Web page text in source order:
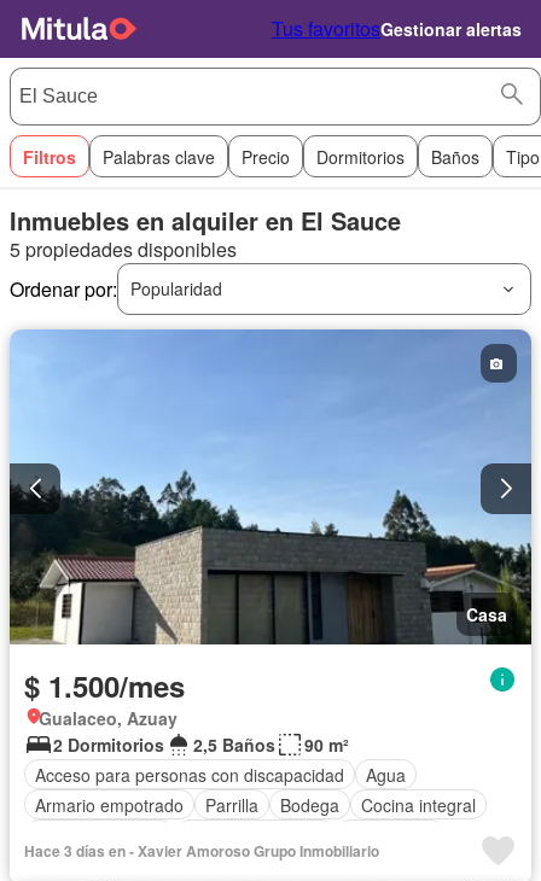
Tus favoritosGestionar alertas
Filtros Palabras clave Precio Dormitorios Baños
Inmuebles en alquiler en El Sauce
5 propiedades disponibles
Ordenar por:
Popularidad
Casa
$ 1.500/mes
Gualaceo, Azuay
2 Dormitorios
2,5 Baños
90 m²
Acceso para personas con discapacidad
Agua
Armario empotrado
Parrilla Bodega
Cocina integral
Estacionamiento
Jardín Patio Vista panorámica
Wifi
Hace 3 días en - Xavier Amoroso Grupo Inmobiliario